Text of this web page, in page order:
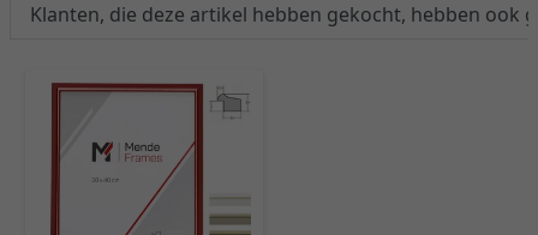
Klanten, die deze artikel hebben gekocht, hebben ook